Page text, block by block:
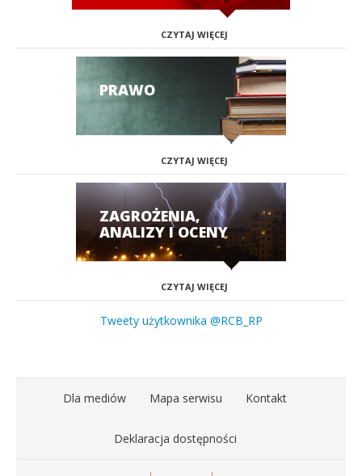
CZYTAJ WIĘCEJ
PRAWO
CZYTAJ WIĘCEJ
ZAGROŻENIA,
ANALIZY I OCENY
CZYTAJ WIĘCEJ
Tweety użytkownika @RCB_RP
Dla mediów Mapa serwisu Kontakt
Deklaracja dostępności